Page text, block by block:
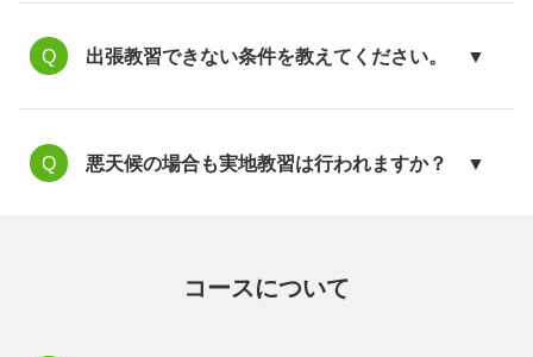
出張教習できない条件を教えてください。
悪天候の場合も実地教習は行われますか？
コースについて